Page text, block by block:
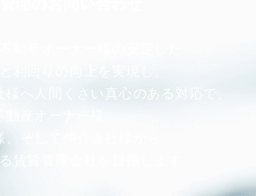
様へ人間くさい真心のある対応で、
、そして仲介会社様から
賃貸管理会社を目指します。